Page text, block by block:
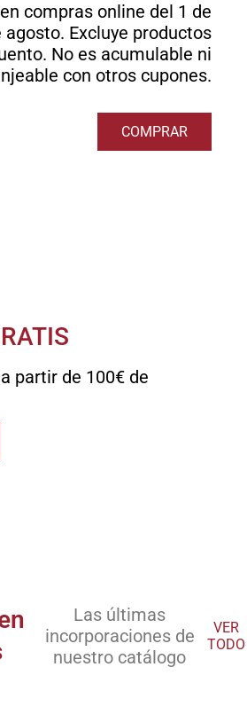
compras online del 1 de
agosto. Excluye productos
No es acumulable ni
con otros cupones.
COMPRAR
partir de 100€ de
Las últimas
incorporaciones de
nuestro catálogo
VER
TODO